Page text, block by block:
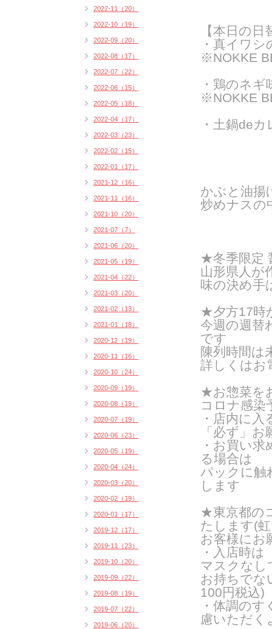
【本日の
・真イワ
※NOKKE
・鶏のネギ
※NOKKE
・土鍋de
かぶと油揚
炒めナスの
★冬季限定
山形県人が
味の決め手
★夕方17時
今週の週替
です
陳列時間は
詳しくはお
★お惣菜を
コロナ感染
・店内に
「必ず」
・お買い
る場合は
パックに触
します
★東京都の
たします(
お客様にお
・入店時
マスクなし
お持ちでな
100円税込)
・体調の
慮いただく
2022-11（20）
2022-10（19）
2022-09（20）
2022-08（17）
2022-07（22）
2022-06（15）
2022-05（18）
2022-04（17）
2022-03（23）
2022-02（15）
2022-01（17）
2021-12（16）
2021-11（16）
2021-10（20）
2021-07（7）
2021-06（20）
2021-05（19）
2021-04（22）
2021-03（20）
2021-02（13）
2021-01（18）
2020-12（19）
2020-11（16）
2020-10（24）
2020-09（19）
2020-08（19）
2020-07（19）
2020-06（23）
2020-05（19）
2020-04（24）
2020-03（20）
2020-02（19）
2020-01（17）
2019-12（17）
2019-11（23）
2019-10（20）
2019-09（22）
2019-08（19）
2019-07（22）
2019-06（20）